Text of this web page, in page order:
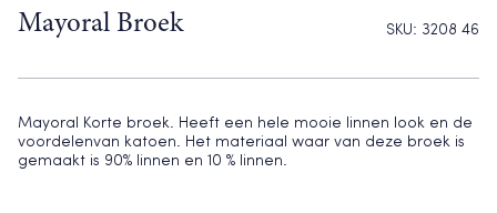
Mayoral Broek SKU: 3208 46
Mayoral Korte broek. Heeft een hele mooie linnen look en de
voordelenvan katoen. Het materiaal waar van deze broek is
gemaakt is 90% linnen en 10 % linnen.